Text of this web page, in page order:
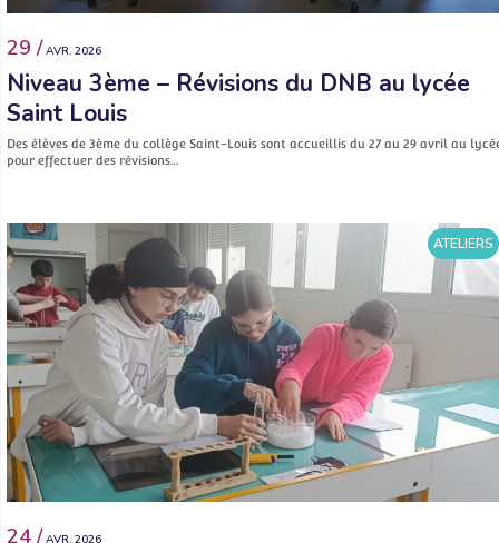
29 / AVR. 2026
Niveau 3ème – Révisions du DNB au lycée
Saint Louis
Des élèves de 3ème du collège Saint-Louis sont accueillis du 27 au 29 avril au
pour effectuer des révisions…
ATELIERS
24 / AVR. 2026